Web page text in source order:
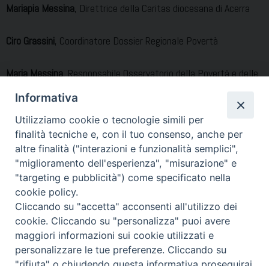
Mariapia Messina, Direttrice della Caritas diocesana di Acerra
Ciro Grassini, Coordinatore Dossier Regionale Povertà
Maria Messina, Responsabile Osservatorio della Povertà e delle
Risorse della Caritas diocesana di Acerra
Modera:Antonio Pintauro, Direttore ufficio diocesano per le
comunicazioni sociali
Condividi…
Informativa
Utilizziamo cookie o tecnologie simili per
finalità tecniche e, con il tuo consenso, anche per
altre finalità ("interazioni e funzionalità semplici",
"miglioramento dell'esperienza", "misurazione" e
"targeting e pubblicità") come specificato nella
cookie policy.
Cliccando su "accetta" acconsenti all'utilizzo dei
cookie. Cliccando su "personalizza" puoi avere
maggiori informazioni sui cookie utilizzati e
personalizzare le tue preferenze. Cliccando su